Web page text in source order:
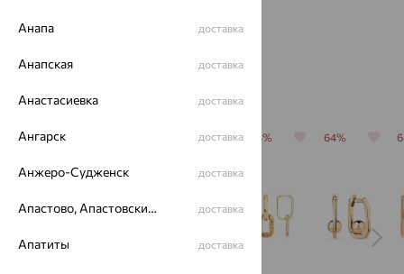
64% 64% 64% 64%
Анапа доставка
Анапская доставка
Анастасиевка доставка
Ангарск доставка
Анжеро-Судженск доставка
Апастово, Апастовский район доставка
Апатиты доставка